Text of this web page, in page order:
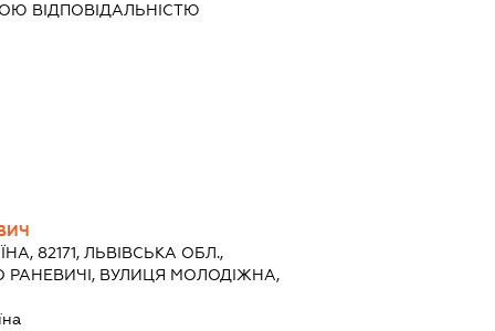
ВІДПОВІДАЛЬНІСТЮ
82171, ЛЬВІВСЬКА ОБЛ.,
ВУЛИЦЯ МОЛОДІЖНА,